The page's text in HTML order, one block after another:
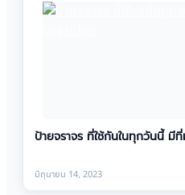
ป้ายจราจร ที่ใช้กันในทุกวันนี้ มี
มิถุนายน 14, 2023